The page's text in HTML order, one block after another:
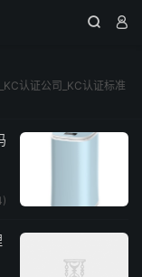
 
认证公司_KC认证标准
)